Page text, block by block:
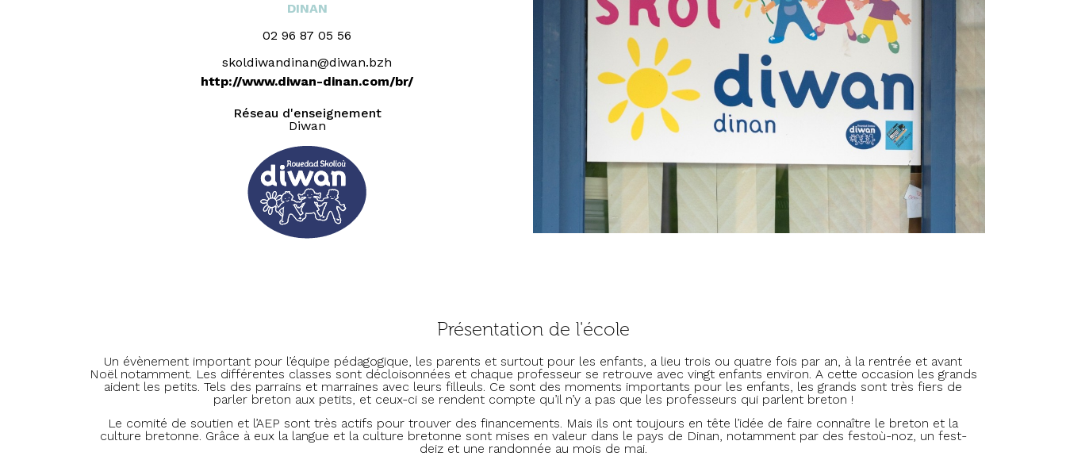
DINAN
02 96 87 05 56
skoldiwandinan@diwan.bzh
http://www.diwan-dinan.com/br/
Réseau d'enseignement
Diwan
Présentation de l'école
Un évènement important pour l’équipe pédagogique, les parents et surtout pour les enfants, a lieu trois ou quatre fois par an, à la rentrée et avant
Noël notamment. Les différentes classes sont décloisonnées et chaque professeur se retrouve avec vingt enfants environ. A cette occasion les grands
aident les petits. Tels des parrains et marraines avec leurs filleuls. Ce sont des moments importants pour les enfants, les grands sont très fiers de
parler breton aux petits, et ceux-ci se rendent compte qu’il n’y a pas que les professeurs qui parlent breton !
Le comité de soutien et l’AEP sont très actifs pour trouver des financements. Mais ils ont toujours en tête l’idée de faire connaître le breton et la
culture bretonne. Grâce à eux la langue et la culture bretonne sont mises en valeur dans le pays de Dinan, notamment par des festoù-noz, un fest-
deiz et une randonnée au mois de mai.